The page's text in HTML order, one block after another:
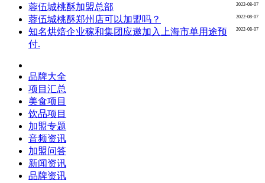
2022-08-07
蓉伍城桃酥加盟总部
2022-08-07
蓉伍城桃酥郑州店可以加盟吗？
2022-08-07
知名烘焙企业稼和集团应邀加入上海市单用途预
付.
品牌大全
项目汇总
美食项目
饮品项目
加盟专题
音频资讯
加盟问答
新闻资讯
品牌资讯